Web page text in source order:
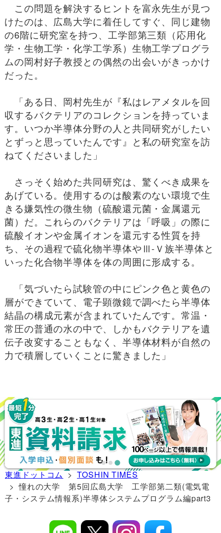
この問題を解決するヒントを富永先生が見つ
けたのは、広島大学に着任してすぐ、同じ建物
の6階に研究室を持つ、工学部第三類（応用化
学・生物工学・化学工学系）生物工学プログラ
ムの岡村好子教授との偶然の出会いがきっかけ
だった。
「ある日、岡村先生が『私はレアメタルを回
収するバクテリアのコレクションを持っていま
す。いつか半導体分野の人と共同研究がしたい
とずっと思っていたんです』と私の研究室を訪
ねてくださいました」
さっそく始めた共同研究は、驚くべき成果を
あげている。使用するのは酸素のない環境で生
きる嫌気性の微生物（硫酸還元菌・金属還元
菌）だ。これらのバクテリアは「呼吸」の際に
硫酸イオンや金属イオンを還元する性質を持
ち、その過程で硫化物半導体やⅢ-Ｖ族半導体と
いった化合物半導体を体の周囲に形成する。
「気づいたら試験管の中にピンク色と黄色の
層ができていて、電子顕微鏡で調べたら半導体
結晶の構成元素が含まれていたんです。常温・
常圧の普通の水の中で、しかもバクテリアを遺
伝子改変することもなく、半導体材料が自然の
力で積層していくことに驚きました」
東進ドットコム>TOSHIN TIMES
> 憧れの大学 第5回広島大学 工学部第二類(電気電
子・システム情報系)半導体システムプログラム編part3